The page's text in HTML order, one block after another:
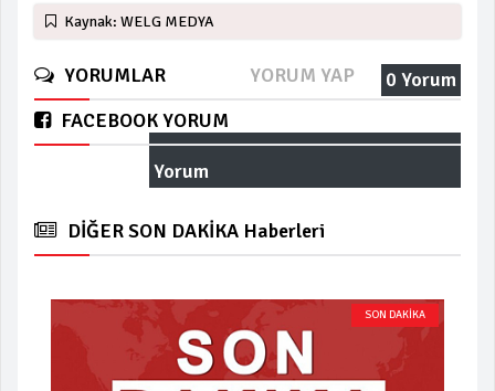
Kaynak: WELG MEDYA
YORUMLAR 0 Yorum
YORUM YAP
FACEBOOK YORUM
Yorum
DİĞER SON DAKİKA Haberleri
SON DAKİKA